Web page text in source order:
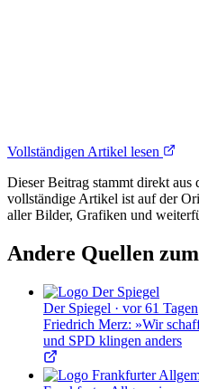
Vollständigen Artikel lesen
Dieser Beitrag stammt direkt
vollständige Artikel ist auf der
aller Bilder, Grafiken und
Andere Quellen
Der Spiegel · vor 61 Tagen
Friedrich Merz: »Wir
und SPD klingen anders